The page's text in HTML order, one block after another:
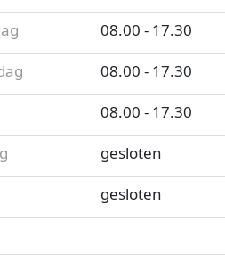
08.00 - 17.30
08.00 - 17.30
08.00 - 17.30
gesloten
gesloten